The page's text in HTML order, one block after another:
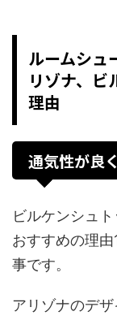
ルームシュ
リゾナ、ビ
理由
通気性が良
ビルケンシュ
おすすめの理由
事です。
アリゾナのデ